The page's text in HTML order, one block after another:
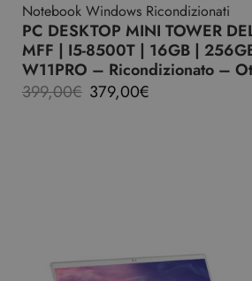
Notebook Windows Ricondizionati
PC DESKTOP MINI TOWER
MFF | I5-8500T | 16GB |
W11PRO – Ricondizionato –
399,00€ 379,00€